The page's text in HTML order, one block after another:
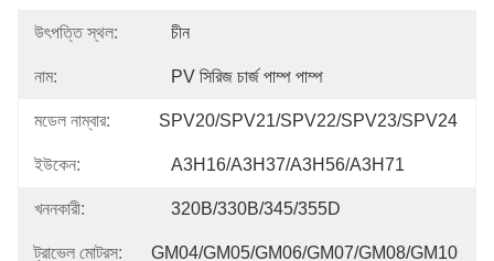
উৎপত্তি স্থল: চীন
নাম: PV সিরিজ চার্জ পাম্প পাম্প
মডেল নাম্বার: SPV20/SPV21/SPV22/SPV23/SPV24
ইউকেন: A3H16/A3H37/A3H56/A3H71
খননকারী: 320B/330B/345/355D
ট্রাভেল মোটরস: GM04/GM05/GM06/GM07/GM08/GM10